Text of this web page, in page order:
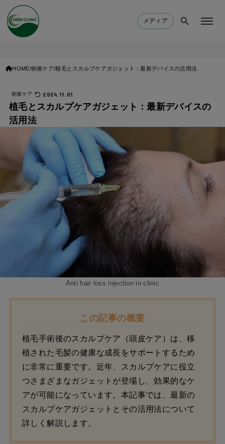
メディア
HOME 術後ケア 植毛とスカルプケアガジェット：最新デバイスの活用法
術後ケア 2024.11.01
植毛とスカルプケアガジェット：最新デバイスの
活用法
Anti hair loss injection in clinic
この記事の概要
植毛手術後のスカルプケア（頭皮ケア）は、移
植された毛髪の健康な成長をサポートするため
に非常に重要です。近年、スカルプケアに役立
つさまざまなガジェットが登場し、効果的なケ
アが可能になっています。本記事では、最新の
スカルプケアガジェットとその活用法について
詳しく解説します。